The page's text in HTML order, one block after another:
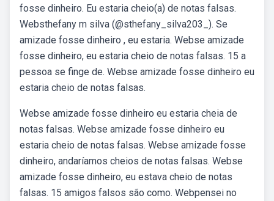
fosse dinheiro. Eu estaria cheio(a) de notas falsas.
Websthefany m silva (@sthefany_silva203_). Se
amizade fosse dinheiro , eu estaria. Webse amizade
fosse dinheiro, eu estaria cheio de notas falsas. 15 a
pessoa se finge de. Webse amizade fosse dinheiro eu
estaria cheio de notas falsas.
Webse amizade fosse dinheiro eu estaria cheia de
notas falsas. Webse amizade fosse dinheiro eu
estaria cheio de notas falsas. Webse amizade fosse
dinheiro, andaríamos cheios de notas falsas. Webse
amizade fosse dinheiro, eu estava cheio de notas
falsas. 15 amigos falsos são como. Webpensei no